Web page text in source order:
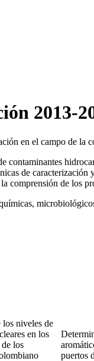
2013-
en el campo de la
contaminantes
de
comprensión de los
los niveles de
en los
los
puertos